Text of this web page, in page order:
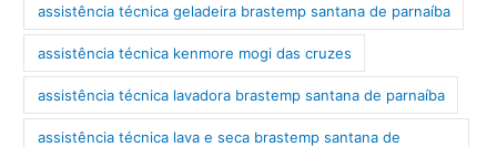
assistência técnica geladeira brastemp santana de parnaíba
assistência técnica kenmore mogi das cruzes
assistência técnica lavadora brastemp santana de parnaíba
assistência técnica lava e seca brastemp santana de